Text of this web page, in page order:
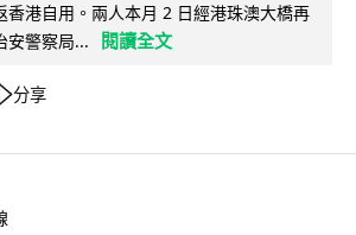
香港自用。兩人本月 2 日經港珠澳大橋再
安警察局...
閱讀全文
分享